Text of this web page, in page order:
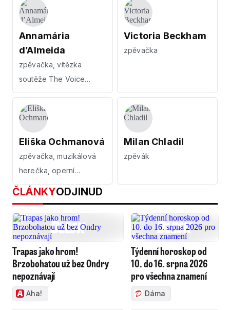
Annamária
d’Almeida
zpěvačka, vítězka
soutěže The Voice
Česko Slovensko2019
Victoria Beckham
zpěvačka
Eliška Ochmanová
zpěvačka, muzikálová
herečka, operní
pěvkyně
Milan Chladil
zpěvák
ČLÁNKYODJINUD
Trapas jako hrom!
Brzobohatou už bez Ondry
nepoznávají
Aha!
Týdenní horoskop od
10. do 16. srpna 2026
pro všechna znamení
Dáma